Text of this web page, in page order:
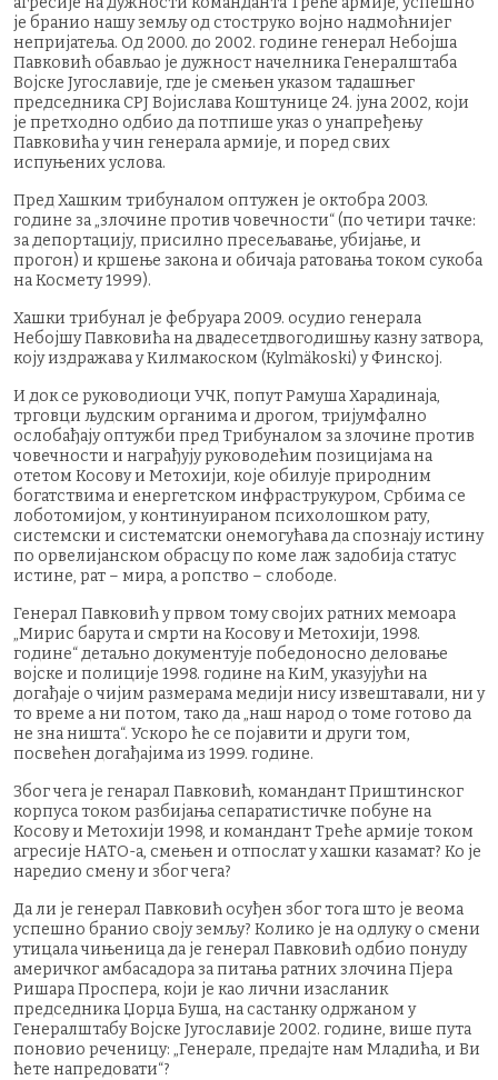
је бранио нашу земљу од стоструко војно надмоћнијег
непријатеља. Од 2000. до 2002. године генерал Небојша
Павковић обављао је дужност начелника Генералштаба
Војске Југославије, где је смењен указом тадашњег
председника СРЈ Војислава Коштунице 24. јуна 2002, који
је претходно одбио да потпише указ о унапређењу
Павковића у чин генерала армије, и поред свих
испуњених услова.
Пред Хашким трибуналом оптужен је октобра 2003.
године за „злочине против човечности“ (по четири тачке:
за депортацију, присилно пресељавање, убијање, и
прогон) и кршење закона и обичаја ратовања током сукоба
на Космету 1999).
Хашки трибунал је фебруара 2009. осудио генерала
Небојшу Павковића на двадесетдвогодишњу казну затвора,
коју издражава у Килмакоском (Kylmäkoski) у Финској.
И док се руководиоци УЧК, попут Рамуша Харадинаја,
трговци људским органима и дрогом, тријумфално
ослобађају оптужби пред Трибуналом за злочине против
човечности и награђују руководећим позицијама на
отетом Косову и Метохији, које обилује природним
богатствима и енергетском инфраструкуром, Србима се
лоботомијом, у континуираном психолошком рату,
системски и систематски онемогућава да спознају истину
по орвелијанском обрасцу по коме лаж задобија статус
истине, рат – мира, а ропство – слободе.
Генерал Павковић у првом тому својих ратних мемоара
„Мирис барута и смрти на Косову и Метохији, 1998.
године“ детаљно документује победоносно деловање
војске и полиције 1998. године на КиМ, указујући на
догађаје о чијим размерама медији нису извештавали, ни у
то време а ни потом, тако да „наш народ о томе готово да
не зна ништа“. Ускоро ће се појавити и други том,
посвећен догађајима из 1999. године.
Због чега је генарал Павковић, командант Приштинског
корпуса током разбијања сепаратистичке побуне на
Косову и Метохији 1998, и командант Треће армије током
агресије НАТО-а, смењен и отпослат у хашки казамат? Ко је
наредио смену и због чега?
Да ли је генерал Павковић осуђен због тога што је веома
успешно бранио своју земљу? Колико је на одлуку о смени
утицала чињеница да је генерал Павковић одбио понуду
америчког амбасадора за питања ратних злочина Пјера
Ришара Проспера, који је као лични изасланик
председника Џорџа Буша, на састанку одржаном у
Генералштабу Војске Југославије 2002. године, више пута
поновио реченицу: „Генерале, предајте нам Младића, и Ви
ћете напредовати“?